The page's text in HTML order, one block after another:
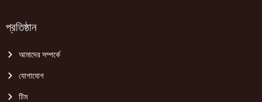
প্রতিষ্ঠান
আমাদের সম্পর্কে
যোগাযোগ
টিম